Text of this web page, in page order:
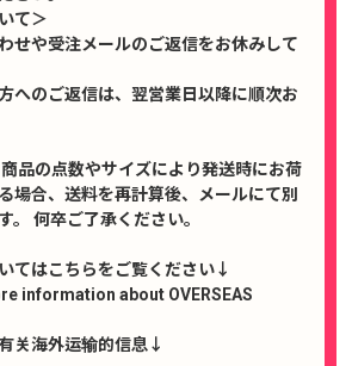
て＞
せや受注メールのご返信をお休みして
へのご返信は、翌営業日以降に順次お
品の点数やサイズにより発送時にお荷
場合、送料を再計算後、メールにて別
。 何卒ご了承ください。
てはこちらをご覧ください↓
information about OVERSEAS
关海外运输的信息↓